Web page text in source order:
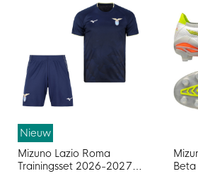
Nieuw
Mizuno Lazio Roma
Trainingsset 2026-2027